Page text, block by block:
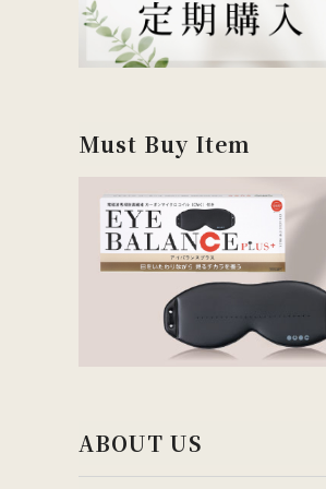
Must Buy Item
ABOUT US